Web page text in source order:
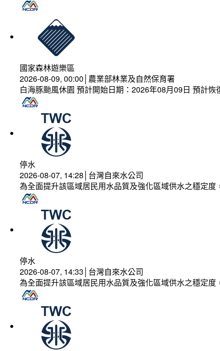
國家森林遊樂區
2026-08-09, 00:00│農業部林業及自然保育署
白海豚颱風休園 預計開始日期：2026年08月09日 預計
停水
2026-08-07, 14:28│台灣自來水公司
為全面提升該區域居民用水品質及強化區域供水之穩定
停水
2026-08-07, 14:33│台灣自來水公司
為全面提升該區域居民用水品質及強化區域供水之穩定